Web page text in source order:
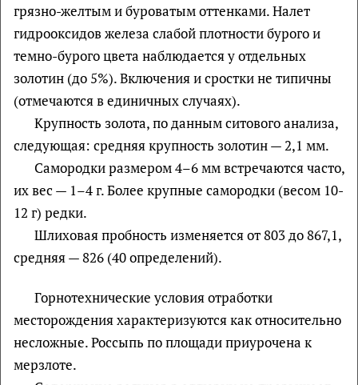
грязно-желтым и буроватым оттенками. Налет
гидрооксидов железа слабой плотности бурого и
темно-бурого цвета наблюдается у отдельных
золотин (до 5%). Включения и сростки не типичны
(отмечаются в единичных случаях).
Крупность золота, по данным ситового анализа,
следующая: средняя крупность золотин — 2,1 мм.
Самородки размером 4–6 мм встречаются часто,
их вес — 1–4 г. Более крупные самородки (весом 10-
12 г) редки.
Шлиховая пробность изменяется от 803 до 867,1,
средняя — 826 (40 определений).
Горнотехнические условия отработки
месторождения характеризуются как относительно
несложные. Россыпь по площади приурочена к
мерзлоте.